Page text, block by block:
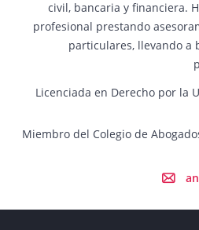
civil, bancaria y financiera.
profesional prestando
particulares, llevando
Licenciada en Derecho por la
Miembro del Colegio de